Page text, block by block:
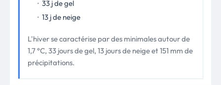
33 j de gel
13 j de neige
L'hiver se caractérise par des minimales autour de
1,7 °C, 33 jours de gel, 13 jours de neige et 151 mm de
précipitations.